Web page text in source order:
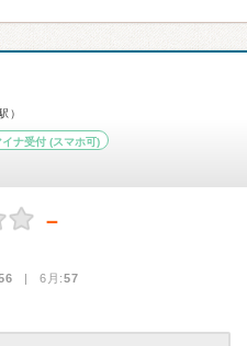
）
イナ受付 (スマホ可)
－
| 6月:57